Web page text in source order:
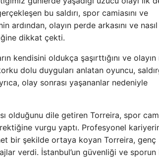
bu saldırı, spor camiasını ve
olayın perde arkasını ve
dikkat çekti.
kendisini oldukça şaşırttığını ve olayın
dolu duyguları anlatan oyuncu,
olay sonrası yaşananlar nedeniyle
olduğunu dile getiren Torreira, spor
vurgu yaptı. Profesyonel
bir şekilde ortaya koyan Torreira, genç
verdi. İstanbul’un güvenliği ve sporun